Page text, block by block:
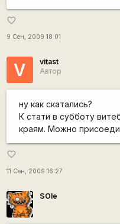
favorite_border
9 Сен, 2009 18:01
V
vitast
Автор
ну как скатались?
К стати в субботу
краям. Можно
favorite_border
11 Сен, 2009 16:27
SOle